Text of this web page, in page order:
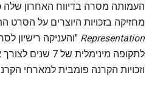
מחזיקה בזכויות היוצרים על הסרט
Representation "והעניקה רישיון
לתקופה מינימלית
וזכויות הקרנה פומבית למארחי